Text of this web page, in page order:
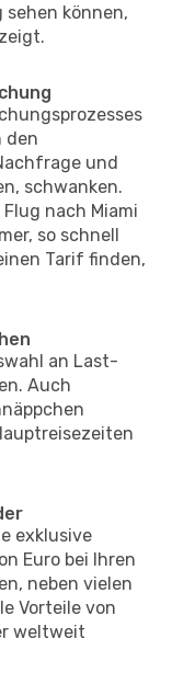
können,
den
und
schwanken.
nach Miami
so schnell
Tarif finden,
an Last-
Auch
exklusive
Euro bei Ihren
neben vielen
Vorteile von
weltweit